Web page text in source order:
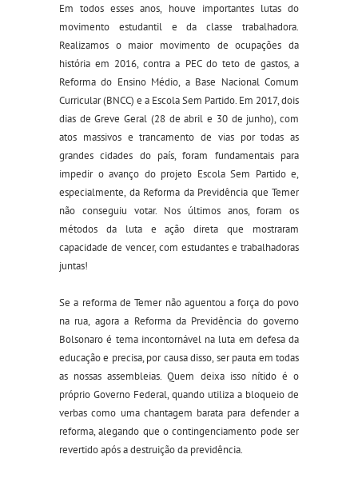
Em todos esses anos, houve importantes lutas do
movimento estudantil e da classe trabalhadora.
Realizamos o maior movimento de ocupações da
história em 2016, contra a PEC do teto de gastos, a
Reforma do Ensino Médio, a Base Nacional Comum
Curricular (BNCC) e a Escola Sem Partido. Em 2017, dois
dias de Greve Geral (28 de abril e 30 de junho), com
atos massivos e trancamento de vias por todas as
grandes cidades do país, foram fundamentais para
impedir o avanço do projeto Escola Sem Partido e,
especialmente, da Reforma da Previdência que Temer
não conseguiu votar. Nos últimos anos, foram os
métodos da luta e ação direta que mostraram
capacidade de vencer, com estudantes e trabalhadoras
juntas!
Se a reforma de Temer não aguentou a força do povo
na rua, agora a Reforma da Previdência do governo
Bolsonaro é tema incontornável na luta em defesa da
educação e precisa, por causa disso, ser pauta em todas
as nossas assembleias. Quem deixa isso nítido é o
próprio Governo Federal, quando utiliza a bloqueio de
verbas como uma chantagem barata para defender a
reforma, alegando que o contingenciamento pode ser
revertido após a destruição da previdência.